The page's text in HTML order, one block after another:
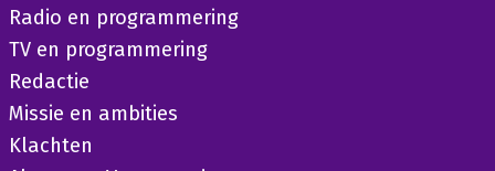
Radio en programmering
TV en programmering
Redactie
Missie en ambities
Klachten